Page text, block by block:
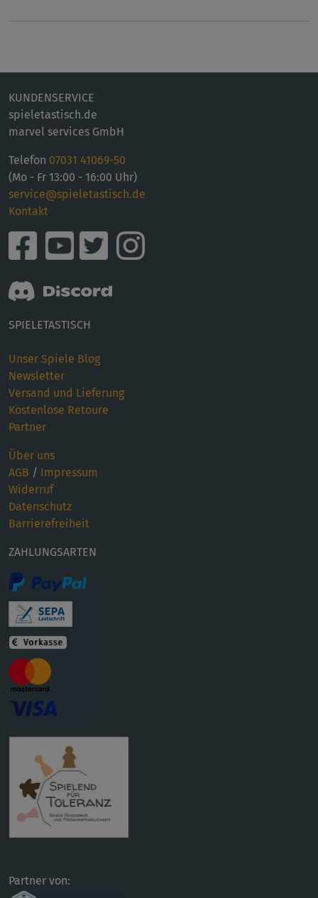
KUNDENSERVICE
spieletastisch.de
marvel services GmbH
Telefon 07031 41069-50
(Mo - Fr 13:00 - 16:00 Uhr)
service@spieletastisch.de
Kontakt
SPIELETASTISCH
Unser Spiele Blog
Newsletter
Versand und Lieferung
Kostenlose Retoure
Partner
Über uns
AGB / Impressum
Widerruf
Datenschutz
Barrierefreiheit
ZAHLUNGSARTEN
Partner von: